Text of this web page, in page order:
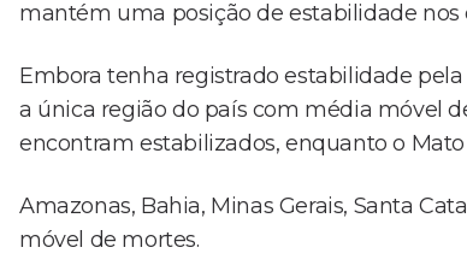
mantém uma posição de estabilidade
Embora tenha registrado estabilidade
a única região do país com média móvel
encontram estabilizados, enquanto o
Amazonas, Bahia, Minas Gerais, Santa
móvel de mortes.